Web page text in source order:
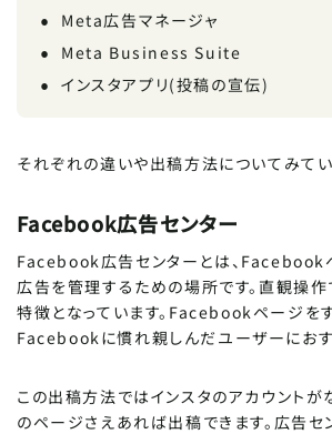
Meta広告マネージャ
Meta Business Suite
インスタアプリ(投稿の宣伝)
それぞれの違いや出稿方法についてみてい
Facebook広告センター
Facebook広告センターとは、Facebook
広告を管理するための場所です。直観操
特徴となっています。Facebookページを
Facebookに慣れ親しんだユーザーにおす
この出稿方法ではインスタのアカウントが
のページさえあれば出稿できます。広告